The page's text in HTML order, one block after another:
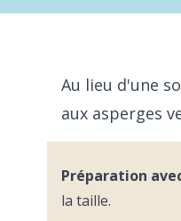
Au lieu d'une
aux asperges
Préparation
la taille.